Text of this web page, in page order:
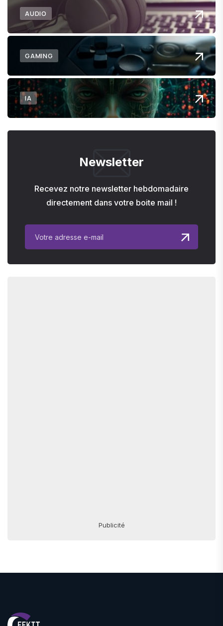
AUDIO
GAMING
IA
Newsletter
Recevez notre newsletter hebdomadaire
directement dans votre boite mail !
Publicité